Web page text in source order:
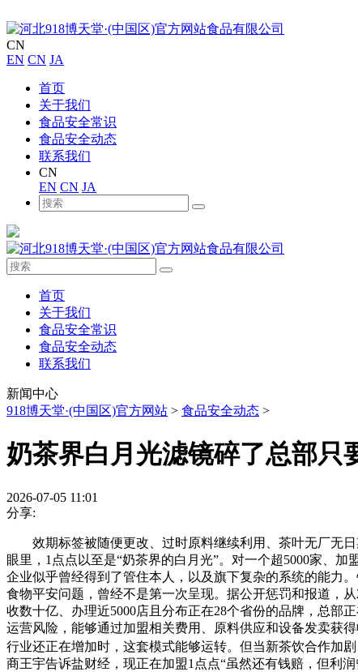
CN
EN CN JA
首页
关于我们
食品安全常识
食品安全动态
联系我们
CN
EN CN JA
首页
关于我们
食品安全常识
食品安全动态
联系我们
新闻中心
918博天堂·(中国区)官方网站 > 食品安全动态 >
奶茶界白月光滤镜碎了总部只
2026-07-05 11:01
分享:
效期标签被随便更改、过时原料继续利用、茶叶无厂无日
眼里，1点点以至是“奶茶界的白月光”。对一个超5000家、
企业似乎曾经得到了管住本人，以及旗下复杂的系统的能力
食物平安问题，曾经不是第一次呈现。据公开惩罚和报道，
收数十亿、办理近5000店且分布正在28个省份的品牌，总部
运营风险，能够通过加盟相关费用、原料供应和设备发卖获
行业还正在增加时，这套模式能够运转。但当新茶饮合作加
商王宇告诉盐财经，现正在加盟1点点“虽然还有钱赔，但利